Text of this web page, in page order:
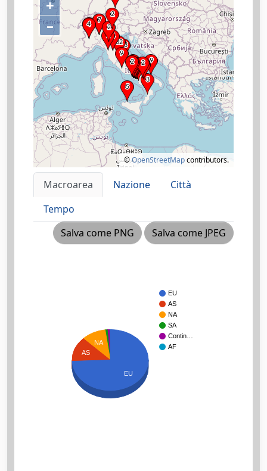
+
–
©OpenStreetMapcontributors.
Macroarea Nazione
Città
Tempo
Salva come PNG
Salva come JPEG
EU
AS
NA
SA
Contin…
AF
NA
AS
EU